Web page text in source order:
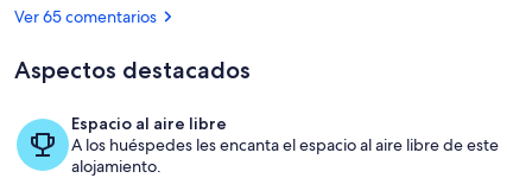
Vista desde terraza planta superior
Ver 65 comentarios
Aspectos destacados
Espacio al aire libre
A los huéspedes les encanta el espacio al aire libre de este
alojamiento.